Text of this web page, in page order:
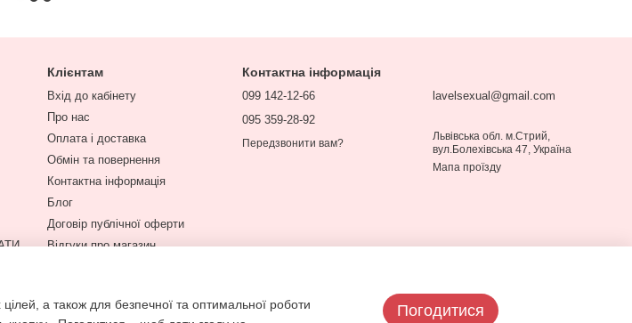
Клієнтам
Вхід до кабінету
Про нас
Оплата і доставка
Обмін та повернення
Контактна інформація
Блог
Договір публічної оферти
Відгуки про магазин
Контактна інформація
099 142-12-66
095 359-28-92
Передзвонити вам?
lavelsexual@gmail.com
Львівська обл. м.Стрий,
вул.Болехівська 47, Україна
Мапа проїзду
а також для безпечної та оптимальної роботи
Погодитися